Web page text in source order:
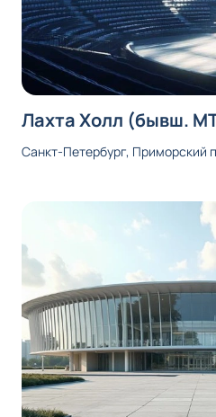
Лахта Холл (бывш.
Санкт-Петербург, Приморский